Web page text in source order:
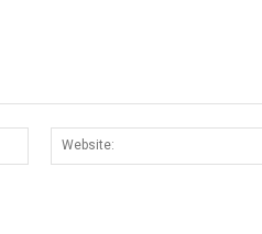
Email:*